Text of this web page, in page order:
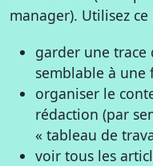
manager). Utilisez
garder une trace
semblable à une
organiser le
rédaction (par
« tableau de
voir tous les